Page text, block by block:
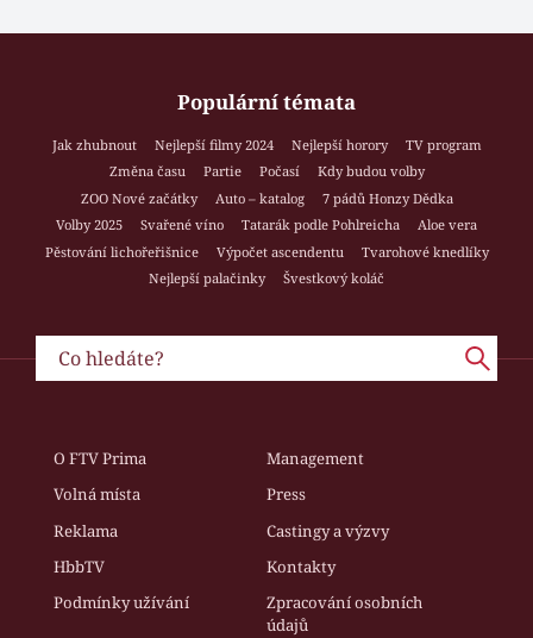
Populární témata
Jak zhubnout Nejlepší filmy 2024 Nejlepší horory
TV program
Změna času
Partie Počasí
Kdy budou volby
ZOO Nové začátky
Auto – katalog
7 pádů Honzy Dědka
Volby 2025
Svařené víno Tatarák podle Pohlreicha
Aloe vera
Pěstování lichořeřišnice
Výpočet ascendentu
Tvarohové knedlíky
Nejlepší palačinky
Švestkový koláč
O FTV Prima
Management
Volná místa
Press
Reklama
Castingy a výzvy
HbbTV
Kontakty
Podmínky užívání
Zpracování osobních
údajů